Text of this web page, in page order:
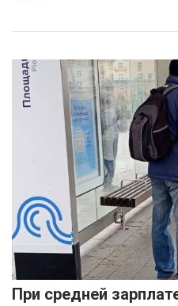
При средней